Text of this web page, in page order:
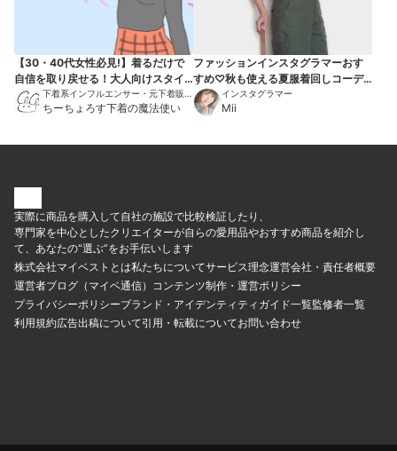
【30・40代女性必見!】着るだけで
自信を取り戻せる！大人向けスタイ
ルアップ下着7選
下着系インフルエンサー・元下着販売
員
ちーちょろす下着の魔法使い
ファッションインスタグラマーおす
すめ♡秋も使える夏服着回しコーデ7
選【2018秋】
インスタグラマー
Mii
実際に商品を購入して自社の施設で比較検証したり、
専門家を中心としたクリエイターが自らの愛用品やおすすめ商品を紹介し
て、あなたの“選ぶ”をお手伝いします
株式会社マイベストとは私たちについてサービス理念運営会社・責任者概要
運営者ブログ（マイベ通信） コンテンツ制作・運営ポリシー
プライバシーポリシーブランド・アイデンティティ ガイド一覧監修者一覧
利用規約広告出稿について引用・転載についてお問い合わせ